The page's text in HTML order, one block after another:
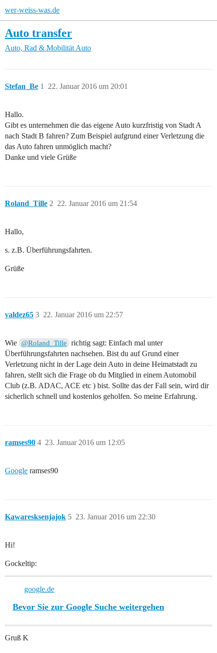
wer-weiss-was.de
Auto transfer
Auto, Rad & Mobilität Auto
Stefan_Be 22. Januar 2016 um 20:01
1
Hallo.
Gibt es unternehmen die das eigene Auto kurzfristig von Stadt A
nach Stadt B fahren? Zum Beispiel aufgrund einer Verletzung die
das Auto fahren unmöglich macht?
Danke und viele Grüße
Roland_Tille 22. Januar 2016 um 21:54
2
Hallo,
s. z.B. Überführungsfahrten.
Grüße
valdez65 22. Januar 2016 um 22:57
3
Wie @Roland_Tille
richtig sagt: Einfach mal unter
Überführungsfahrten nachsehen. Bist du auf Grund einer
Verletzung nicht in der Lage dein Auto in deine Heimatstadt zu
fahren, stellt sich die Frage ob du Mitglied in einem Automobil
Club (z.B. ADAC, ACE etc ) bist. Sollte das der Fall sein, wird dir
sicherlich schnell und kostenlos geholfen. So meine Erfahrung.
ramses90 23. Januar 2016 um 12:05
4
Google ramses90
Kawaresksenjajok 23. Januar 2016 um 22:30
5
Hi!
Gockeltip:
google.de
Bevor Sie zur Google Suche weitergehen
Gruß K